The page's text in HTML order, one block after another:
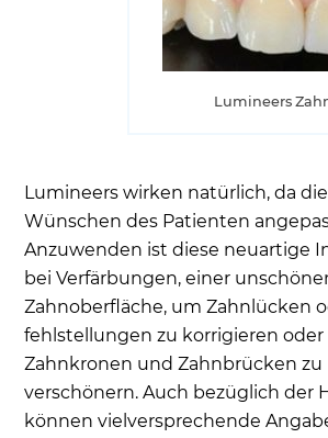
Lumineers
Lumineers wirken natürlich, da
Wünschen des Patienten
Anzuwenden ist diese neuartige
bei Verfärbungen, einer
Zahnoberfläche, um Zahnlücken
fehlstellungen zu korrigieren oder
Zahnkronen und Zahnbrücken zu
verschönern. Auch bezüglich der
können vielversprechende